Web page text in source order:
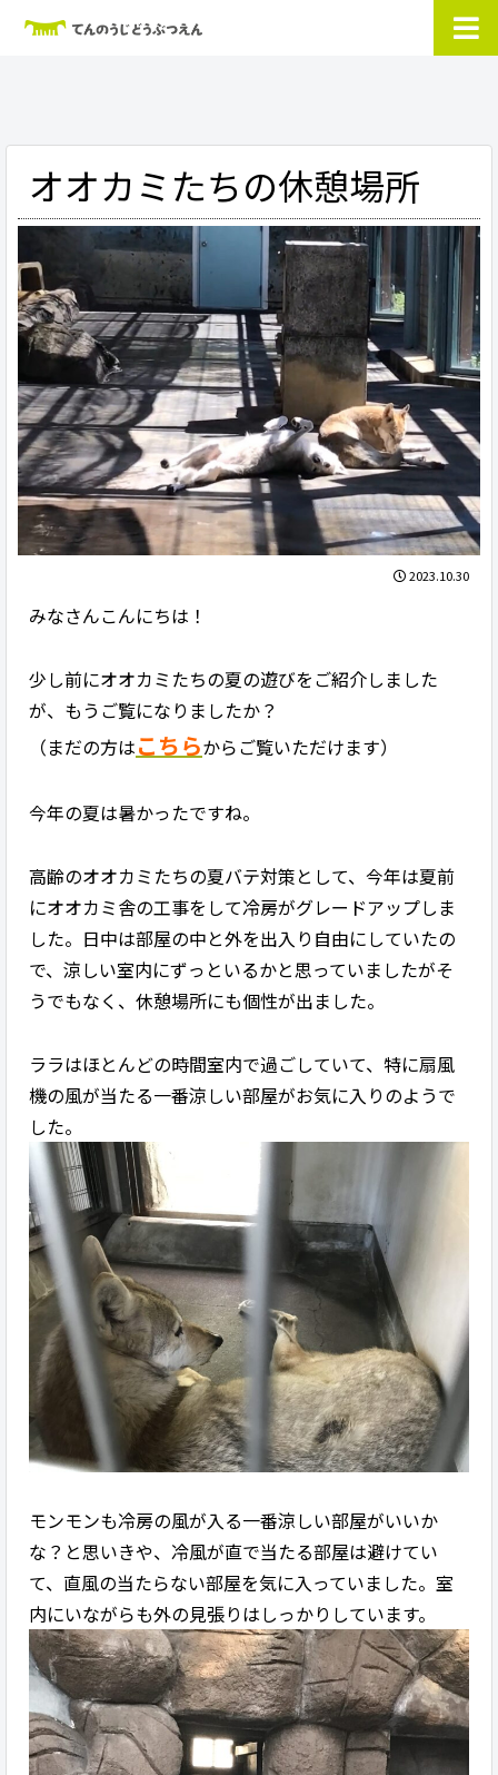
オオカミたちの休憩場所
2023.10.30
みなさんこんにちは！
少し前にオオカミたちの夏の遊びをご紹介しました
が、もうご覧になりましたか？
（まだの方はこちらからご覧いただけます）
今年の夏は暑かったですね。
高齢のオオカミたちの夏バテ対策として、今年は夏前
にオオカミ舎の工事をして冷房がグレードアップしま
した。日中は部屋の中と外を出入り自由にしていたの
で、涼しい室内にずっといるかと思っていましたがそ
うでもなく、休憩場所にも個性が出ました。
ララはほとんどの時間室内で過ごしていて、特に扇風
機の風が当たる一番涼しい部屋がお気に入りのようで
した。
モンモンも冷房の風が入る一番涼しい部屋がいいか
な？と思いきや、冷風が直で当たる部屋は避けてい
て、直風の当たらない部屋を気に入っていました。室
内にいながらも外の見張りはしっかりしています。